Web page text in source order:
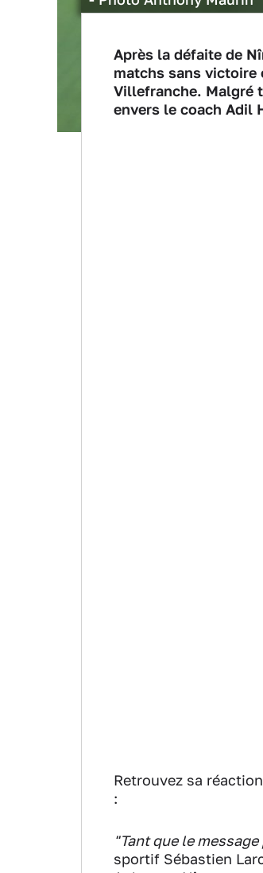
Après la défaite de
matchs sans victoire
Villefranche. Malgré
envers le coach Adil
Retrouvez sa
:
"Tant que le
sportif Sébastien